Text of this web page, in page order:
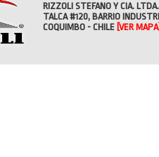
RIZZOLI STEFANO Y CIA. LTDA.
TALCA #120, BARRIO
COQUIMBO - CHILE [VER